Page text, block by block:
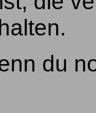
du